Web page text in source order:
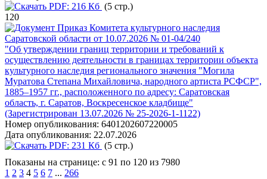
PDF: 216 Кб (5 стр.)
120
Приказ Комитета культурного наследия
Саратовской области от 10.07.2026 № 01-04/240
"Об утверждении границ территории и требований к
осуществлению деятельности в границах территории объекта
культурного наследия регионального значения "Могила
Муратова Степана Михайловича, народного артиста РСФСР",
1885–1957 гг., расположенного по адресу: Саратовская
область, г. Саратов, Воскресенское кладбище"
(Зарегистрирован 13.07.2026 № 25-2026-1-1122)
Номер опубликования: 6401202607220005
Дата опубликования: 22.07.2026
PDF: 231 Кб (5 стр.)
Показаны на странице: с 91 по 120 из 7980
1 2 3 4 5 6 7 ... 266